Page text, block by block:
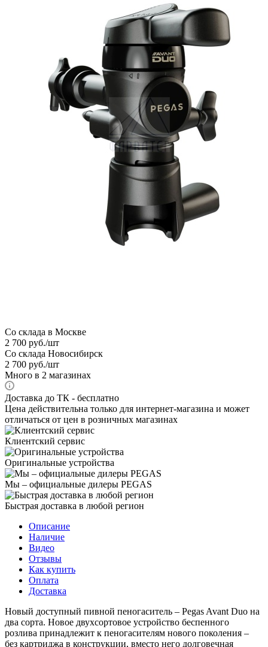
Со склада в Москве
2 700 руб./шт
Со склада Новосибирск
2 700 руб./шт
Много в 2 магазинах
Доставка до ТК - бесплатно
Цена действительна только для интернет-магазина и может
отличаться от цен в розничных магазинах
Клиентский сервис
Оригинальные устройства
Мы – официальные дилеры PEGAS
Быстрая доставка в любой регион
Описание
Наличие
Видео
Отзывы
Как купить
Оплата
Доставка
Новый доступный пивной пеногаситель – Pegas Avant Duo на
два сорта. Новое двухсортовое устройство беспенного
розлива принадлежит к пеногасителям нового поколения –
без картриджа в конструкции, вместо него долговечная